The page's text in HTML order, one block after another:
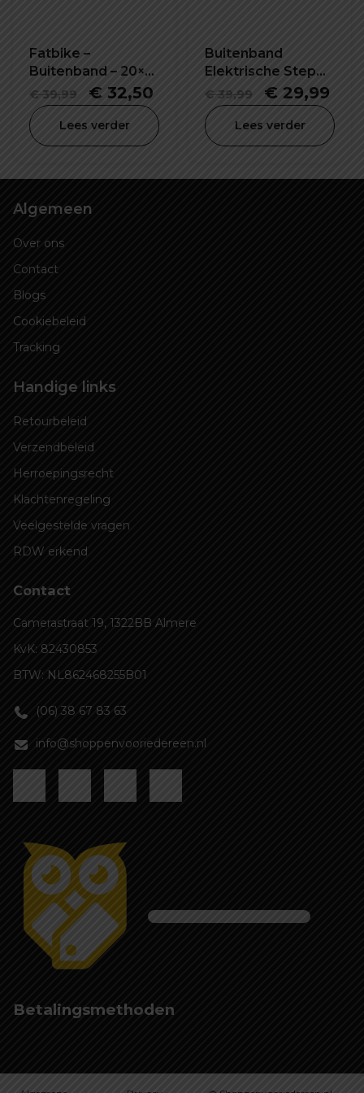
Fatbike –
Buitenband – 20×4
– Kenda
€39,99
Oorspronkelijke
prijs
was:
€ 32,50 Huidige
prijs
is:
Lees verder
Buitenband
Elektrische Step
100/65-6.5 inch
€39,99
prijs
was:
€ 29,99
is:
Lees verder
Algemeen
Over ons
Contact
Blogs
Cookiebeleid
Tracking
Handige links
Retourbeleid
Verzendbeleid
Herroepingsrecht
Klachtenregeling
Veelgestelde vragen
RDW erkend
Contact
Camerastraat 19, 1322BB Almere
KvK: 82430853
BTW: NL862468255B01
(06) 38 67 83 63
info@shoppenvooriedereen.nl
Betalingsmethoden